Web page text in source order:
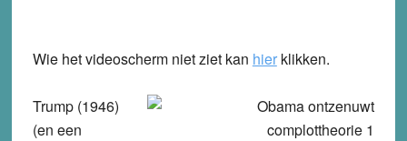
Wie het videoscherm niet ziet kan hierklikken.
Trump (1946)
(en een